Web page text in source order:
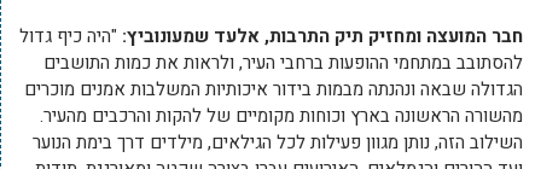
חבר המועצה ומחזיק תיק התרבות, אלעד שמעונוביץ: "היה כיף גדול
להסתובב במתחמי ההופעות ברחבי העיר, ולראות את כמות התושבים
הגדולה שבאה ונהנתה מבמות בידור איכותיות המשלבות אמנים מוכרים
מהשורה הראשונה בארץ וכוחות מקומיים של להקות והרכבים מהעיר.
השילוב הזה, נותן מגוון פעילות לכל הגילאים, מילדים דרך בימת הנוער